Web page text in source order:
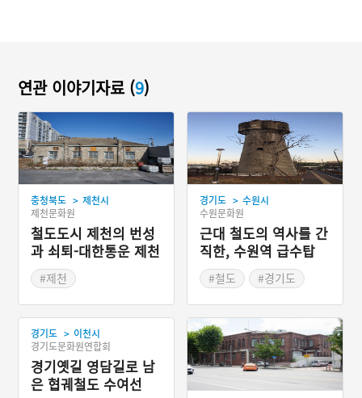
연관 이야기자료 (9)
충청북도 > 제천시
제천문화원
철도도시 제천의 번성
과 쇠퇴-대한통운 제천
영업소
#제천
경기도 > 수원시
수원문화원
근대 철도의 역사를 간
직한, 수원역 급수탑
#철도
#경기도
경기도 > 이천시
경기도문화원연합회
경기옛길 영담길로 남
은 협궤철도 수여선